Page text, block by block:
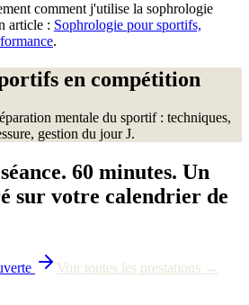
comment j'utilise la sophrologie
article : Sophrologie pour sportifs,
.
en compétition
mentale du sportif : techniques,
gestion du jour J.
60 minutes. Un
sur votre calendrier de
Voir toutes les prestations →